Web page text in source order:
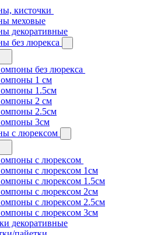
кисточки
меховые
декоративные
без люрекса
без люрекса
1 см
1.5см
2 см
2.5см
3см
с люрексом
с люрексом
с люрексом 1см
с люрексом 1.5см
с люрексом 2см
с люрексом 2.5см
с люрексом 3см
декоративные